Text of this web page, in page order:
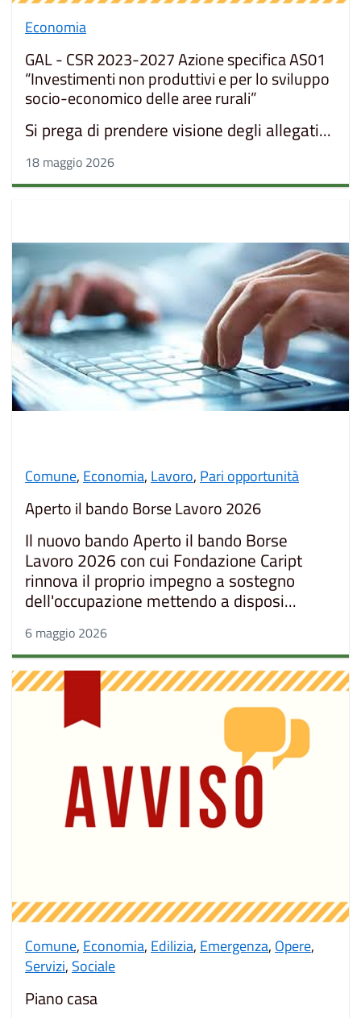
Economia
GAL - CSR 2023-2027 Azione specifica AS01
“Investimenti non produttivi e per lo sviluppo
socio-economico delle aree rurali”
Si prega di prendere visione degli allegati...
18 maggio 2026
Comune, Economia, Lavoro, Pari opportunità
Aperto il bando Borse Lavoro 2026
Il nuovo bando Aperto il bando Borse
Lavoro 2026 con cui Fondazione Caript
rinnova il proprio impegno a sostegno
dell'occupazione mettendo a disposi...
6 maggio 2026
Comune, Economia, Edilizia, Emergenza, Opere,
Servizi, Sociale
Piano casa